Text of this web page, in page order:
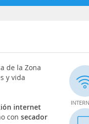
de la Zona
y vida
internet
consecador